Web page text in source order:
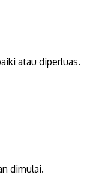
atau diperluas.
dimulai.